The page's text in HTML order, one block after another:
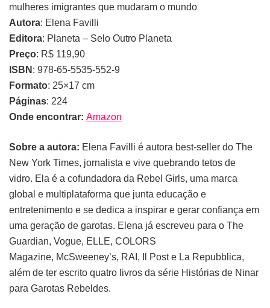
mulheres imigrantes que mudaram o mundo
Autora: Elena Favilli
Editora: Planeta – Selo Outro Planeta
Preço: R$ 119,90
ISBN : 978-65-5535-552-9
Formato: 25×17 cm
Páginas: 224
Onde encontrar: Amazon
Sobre a autora: Elena Favilli é autora best-seller do The
New York Times, jornalista e vive quebrando tetos de
vidro. Ela é a cofundadora da Rebel Girls, uma marca
global e multiplataforma que junta educação e
entretenimento e se dedica a inspirar e gerar confiança em
uma geração de garotas. Elena já escreveu para o The
Guardian, Vogue, ELLE, COLORS
Magazine, McSweeney’s, RAI, Il Post e La Repubblica,
além de ter escrito quatro livros da série Histórias de Ninar
para Garotas Rebeldes.